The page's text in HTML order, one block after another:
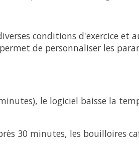
conditions d'exercice et
de personnaliser les
le logiciel baisse la
30 minutes, les bouilloires